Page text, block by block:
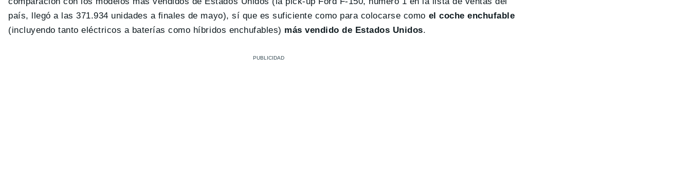
país, llegó a las 371.934 unidades a finales de mayo), sí que es suficiente como para colocarse como el coche enchufable
(incluyendo tanto eléctricos a baterías como híbridos enchufables) más vendido de Estados Unidos.